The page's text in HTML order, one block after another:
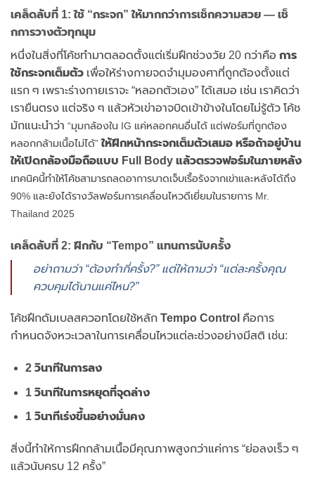
เคล็ดลับที่ 1: ใช้ “กระจก” ให้มากกว่าการเช็กความสวย — เช็
กการวางตัวทุกมุม
หนึ่งในสิ่งที่โค้ชทำมาตลอดตั้งแต่เริ่มฝึกช่วงวัย 20 กว่าคือ การ
ใช้กระจกเต็มตัว เพื่อให้ร่างกายจดจำมุมองศาที่ถูกต้องตั้งแต่
แรก ๆ เพราะร่างกายเราจะ “หลอกตัวเอง” ได้เสมอ เช่น เราคิดว่า
เรายืนตรง แต่จริง ๆ แล้วหัวเข่าอาจบิดเข้าข้างในโดยไม่รู้ตัว โค้ช
มักแนะนำว่า “มุมกล้องใน IG แค่หลอกคนอื่นได้ แต่ฟอร์มที่ถูกต้อง
หลอกกล้ามเนื้อไม่ได้”ให้ฝึกหน้ากระจกเต็มตัวเสมอ หรือถ้าอยู่บ้าน
ให้เปิดกล้องมือถือแบบ Full Body แล้วตรวจฟอร์มในภายหลัง
เทคนิคนี้ทำให้โค้ชสามารถลดอาการบาดเจ็บเรื้อรังจากเข่าและหลังได้ถึง
90% และยังได้รางวัลฟอร์มการเคลื่อนไหวดีเยี่ยมในรายการ Mr.
Thailand 2025
เคล็ดลับที่ 2: ฝึกกับ “Tempo” แทนการนับครั้ง
อย่าถามว่า “ต้องทำกี่ครั้ง?” แต่ให้ถามว่า “แต่ละครั้งคุณ
ควบคุมได้นานแค่ไหน?”
โค้ชฝึกดัมเบลสควอทโดยใช้หลัก Tempo Control คือการ
กำหนดจังหวะเวลาในการเคลื่อนไหวแต่ละช่วงอย่างมีสติ เช่น:
2 วินาทีในการลง
1 วินาทีในการหยุดที่จุดล่าง
1 วินาทีเร่งขึ้นอย่างมั่นคง
สิ่งนี้ทำให้การฝึกกล้ามเนื้อมีคุณภาพสูงกว่าแค่การ “ย่อลงเร็ว ๆ
แล้วนับครบ 12 ครั้ง”